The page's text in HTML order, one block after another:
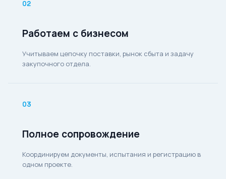
02
Работаем с бизнесом
Учитываем цепочку поставки, рынок сбыта и задачу
закупочного отдела.
03
Полное сопровождение
Координируем документы, испытания и регистрацию в
одном проекте.